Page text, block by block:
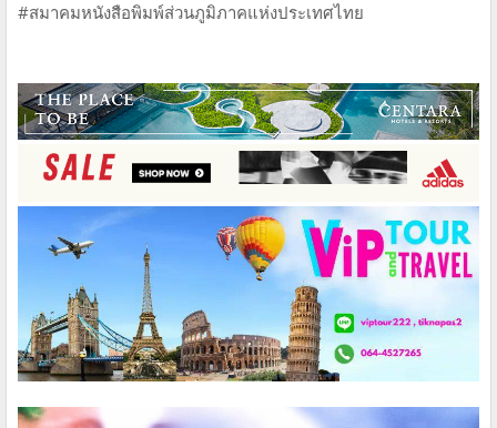
#สมาคมหนังสือพิมพ์ส่วนภูมิภาคแห่งประเทศไทย